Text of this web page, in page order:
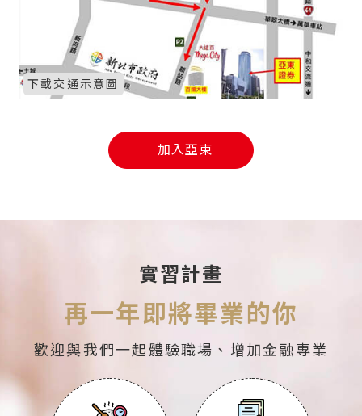
下載交通示意圖
加入亞東
實習計畫
再一年即將畢業的你
歡迎與我們一起體驗職場、增加金融專業